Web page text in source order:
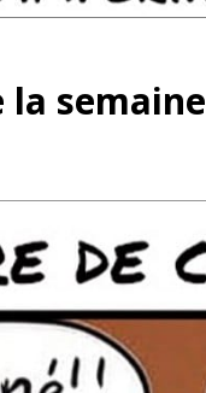
la semaine